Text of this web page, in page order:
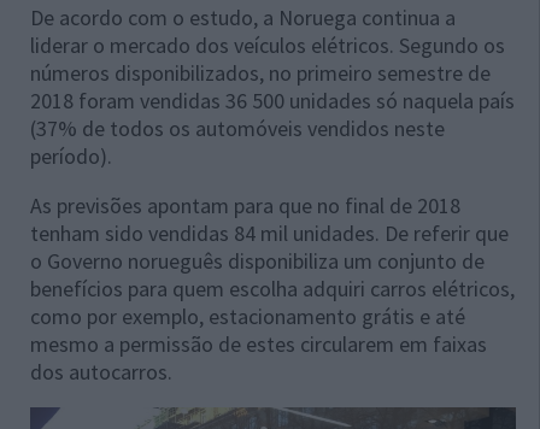
De acordo com o estudo, a Noruega continua a
liderar o mercado dos veículos elétricos. Segundo os
números disponibilizados, no primeiro semestre de
2018 foram vendidas 36 500 unidades só naquela país
(37% de todos os automóveis vendidos neste
período).
As previsões apontam para que no final de 2018
tenham sido vendidas 84 mil unidades. De referir que
o Governo norueguês disponibiliza um conjunto de
benefícios para quem escolha adquiri carros elétricos,
como por exemplo, estacionamento grátis e até
mesmo a permissão de estes circularem em faixas
dos autocarros.